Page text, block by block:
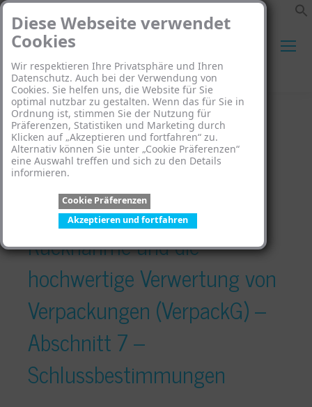
Diese Webseite verwendet
Cookies
Wir respektieren Ihre Privatsphäre und Ihren
Datenschutz. Auch bei der Verwendung von
Cookies. Sie helfen uns, die Website für Sie
optimal nutzbar zu gestalten. Wenn das für Sie in
Ordnung ist, stimmen Sie der Nutzung für
Präferenzen, Statistiken und Marketing durch
Klicken auf „Akzeptieren und fortfahren“ zu.
Alternativ können Sie unter „Cookie Präferenzen“
eine Auswahl treffen und sich zu den Details
informieren.
Cookie Präferenzen
Akzeptieren und fortfahren
Search:
Gesetz über das
Inverkehrbringen, die
Rücknahme und die
hochwertige Verwertung von
Verpackungen (VerpackG) –
Abschnitt 7 –
Schlussbestimmungen